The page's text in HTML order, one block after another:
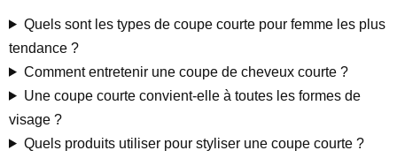
Quels sont les types de coupe courte pour femme les plus
tendance ?
Comment entretenir une coupe de cheveux courte ?
Une coupe courte convient-elle à toutes les formes de
visage ?
Quels produits utiliser pour styliser une coupe courte ?